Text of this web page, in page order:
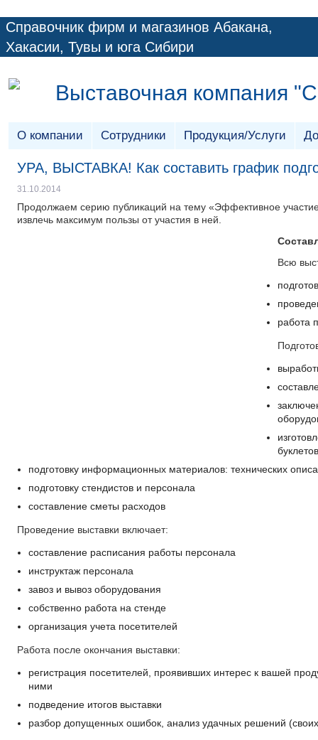
Справочник фирм и магазинов Абакана,
Хакасии, Тувы и юга Сибири
Выставочная компания
О компании Сотрудники Продукция/Услуги
УРА, ВЫСТАВКА! Как составить график
31.10.2014
Продолжаем серию публикаций на тему «Эффективное
извлечь максимум пользы от участия в ней.
Всю
работа
подготовку информационных материалов: технических
подготовку стендистов и персонала
составление сметы расходов
Проведение выставки включает:
составление расписания работы персонала
инструктаж персонала
завоз и вывоз оборудования
собственно работа на стенде
организация учета посетителей
Работа после окончания выставки:
регистрация посетителей, проявивших интерес к вашей
ними
подведение итогов выставки
разбор допущенных ошибок, анализ удачных решений